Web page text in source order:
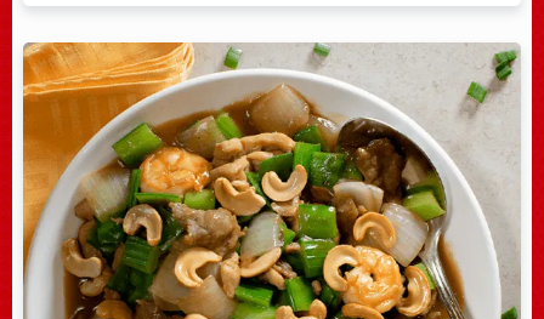
Table Reservation
Error:Contact form not found.